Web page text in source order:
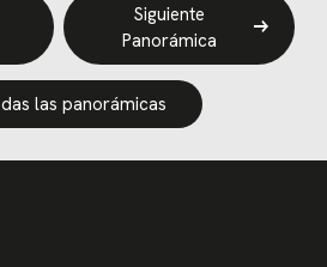
Siguiente
Panorámica
las panorámicas